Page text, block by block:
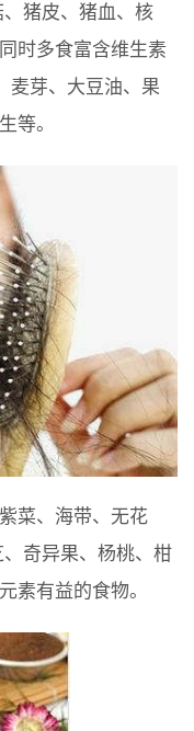
猪皮、猪血、核
时多食富含维生素
麦芽、大豆油、果
等。
菜、海带、无花
奇异果、杨桃、柑
素有益的食物。